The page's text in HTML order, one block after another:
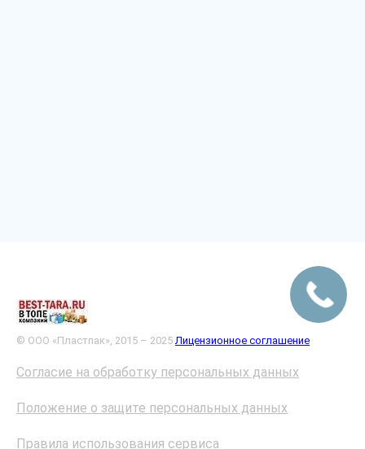
© ООО «Пластпак», 2015 – 2025 Лицензионное соглашение
Согласие на обработку персональных данных
Положение о защите персональных данных
Правила использования сервиса